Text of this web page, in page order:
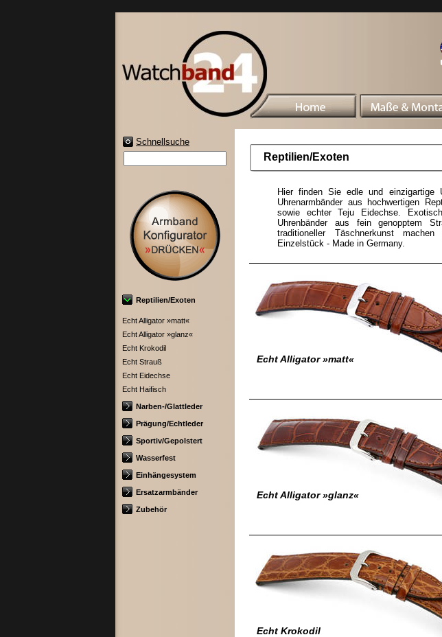
Schnellsuche
Reptilien/Exoten
Echt Alligator »matt«
Echt Alligator »glanz«
Echt Krokodil
Echt Strauß
Echt Eidechse
Echt Haifisch
Narben-/Glattleder
Prägung/Echtleder
Sportiv/Gepolstert
Wasserfest
Einhängesystem
Ersatzarmbänder
Zubehör
Reptilien/Exoten
Hier finden Sie edle und einzigartige
Uhrenarmbänder aus hochwertigen
sowie echter Teju Eidechse.
Uhrenbänder aus fein genopptem
traditioneller Täschnerkunst
Einzelstück - Made in Germany.
Echt Alligator »matt«
Echt Alligator »glanz«
Echt Krokodil